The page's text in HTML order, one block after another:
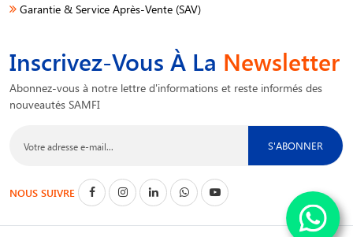
Garantie & Service Après-Vente (SAV)
Inscrivez-Vous À La Newsletter
Abonnez-vous à notre lettre d'informations et reste informés des
nouveautés SAMFI
S'ABONNER
NOUS SUIVRE